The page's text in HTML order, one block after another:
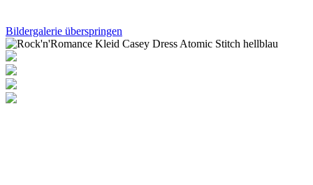
Bildergalerie überspringen